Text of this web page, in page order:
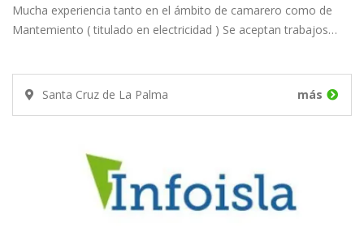
Repartidor…
Mucha experiencia tanto en el ámbito de camarero como de
Mantemiento ( titulado en electricidad ) Se aceptan trabajos…
Santa Cruz de La Palma más